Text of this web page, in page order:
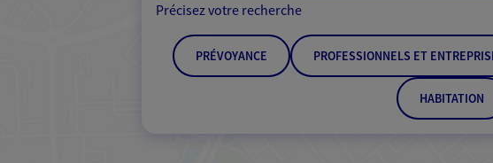
Précisez votre recherche
PRÉVOYANCE PROFESSIONNELS ET
HABITATION